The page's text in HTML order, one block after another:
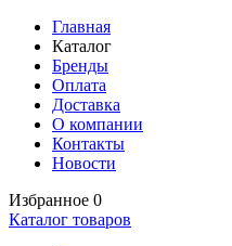
Главная
Каталог
Бренды
Оплата
Доставка
О компании
Контакты
Новости
Избранное 0
Каталог товаров